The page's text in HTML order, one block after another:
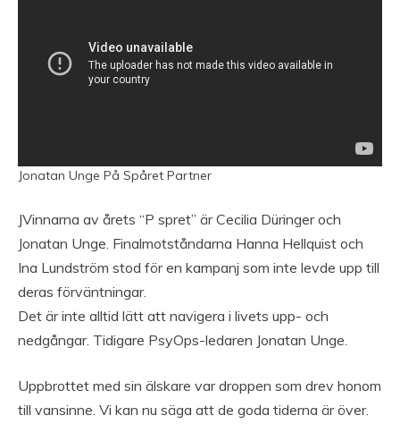
Jonatan Unge På Spåret Partner
JVinnarna av årets “P spret” är Cecilia Düringer och
Jonatan Unge. Finalmotståndarna Hanna Hellquist och
Ina Lundström stod för en kampanj som inte levde upp till
deras förväntningar.
Det är inte alltid lätt att navigera i livets upp- och
nedgångar. Tidigare PsyOps-ledaren Jonatan Unge.
Uppbrottet med sin älskare var droppen som drev honom
till vansinne. Vi kan nu säga att de goda tiderna är över.